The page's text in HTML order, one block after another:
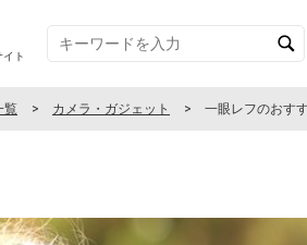
ト
覧 カメラ・ガジェット 一眼レフのおす